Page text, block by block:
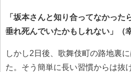
「坂本さんと知り合ってなかった
垂れ死んでいたかもしれない」（
しかし2日後、歌舞伎町の路地裏
た。そう簡単に長い習慣からは抜